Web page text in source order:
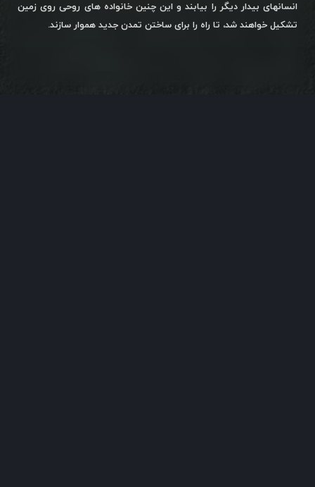
انسانهای بیدار دیگر را بیابند و این چنین خانواده های روحی روی زمین
تشکیل خواهند شد، تا راه را برای ساختن تمدن جدید هموار سازند.